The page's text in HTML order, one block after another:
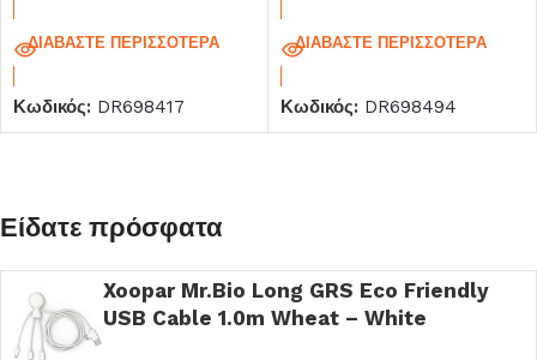
ΔΙΑΒΆΣΤΕ ΠΕΡΙΣΣΌΤΕΡΑ
Κωδικός: DR698417
ΔΙΑΒΆΣΤΕ ΠΕΡΙΣΣΌΤΕΡΑ
Κωδικός: DR698494
Είδατε πρόσφατα
Xoopar Mr.Bio Long GRS Eco Friendly
USB Cable 1.0m Wheat – White